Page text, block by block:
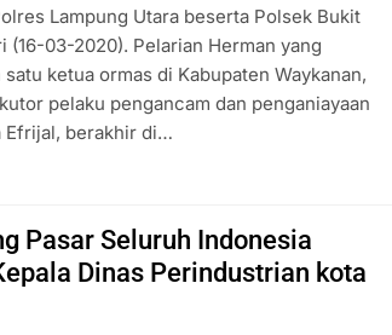
Lampung Utara beserta Polsek Bukit
(16-03-2020). Pelarian Herman yang
ketua ormas di Kabupaten Waykanan,
pelaku pengancam dan penganiayaan
Efrijal, berakhir di…
Pasar Seluruh Indonesia
Dinas Perindustrian kota